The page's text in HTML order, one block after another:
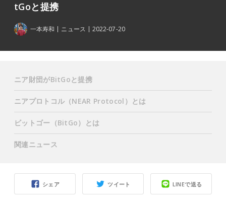
tGoと提携
一本寿和 ニュース 2022-07-20
シェア ツイート LINEで送る
ニア財団がBitGoと提携
ニアプロトコル（NEAR Protocol）とは
ビットゴー（BitGo）とは
関連ニュース